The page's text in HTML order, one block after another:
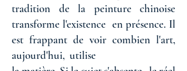
tradition de la peinture chinoise
transforme l'existence en présence. Il
est frappant de voir combien l'art,
aujourd'hui, utilise